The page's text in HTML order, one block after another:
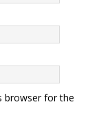
browser for the